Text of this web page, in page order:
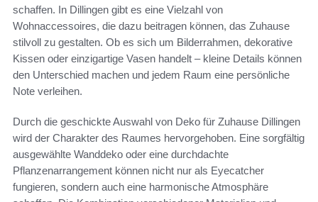
schaffen. In Dillingen gibt es eine Vielzahl von
Wohnaccessoires, die dazu beitragen können, das Zuhause
stilvoll zu gestalten. Ob es sich um Bilderrahmen, dekorative
Kissen oder einzigartige Vasen handelt – kleine Details können
den Unterschied machen und jedem Raum eine persönliche
Note verleihen.
Durch die geschickte Auswahl von Deko für Zuhause Dillingen
wird der Charakter des Raumes hervorgehoben. Eine sorgfältig
ausgewählte Wanddeko oder eine durchdachte
Pflanzenarrangement können nicht nur als Eyecatcher
fungieren, sondern auch eine harmonische Atmosphäre